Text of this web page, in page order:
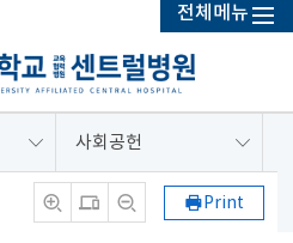
전체메뉴
사회공헌
Print